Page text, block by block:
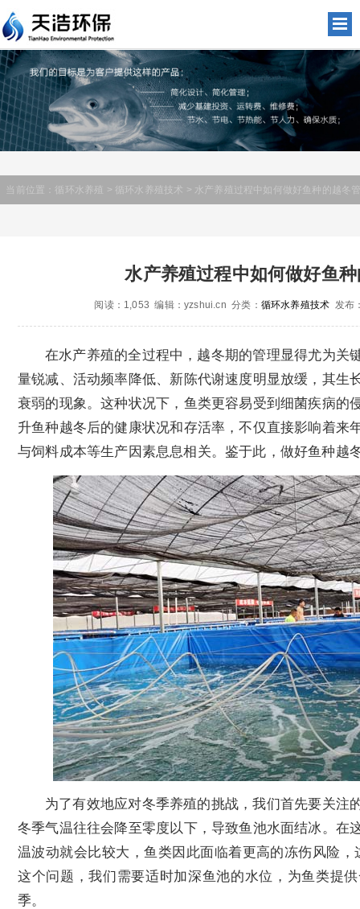
当前位置： 循环水养殖 > 循环水养殖技术 > 水产养殖过程中如何做好鱼种的越冬
水产养殖过程中如何做好鱼
阅读：1,053 编辑：yzshui.cn 分类： 循环水养殖技术 发布
在水产养殖的全过程中，越冬期的管理显得尤为关
量锐减、活动频率降低、新陈代谢速度明显放缓，其生
衰弱的现象。这种状况下，鱼类更容易受到细菌疾病的
升鱼种越冬后的健康状况和存活率，不仅直接影响着来
与饲料成本等生产因素息息相关。鉴于此，做好鱼种越
为了有效地应对冬季养殖的挑战，我们首先要关注
冬季气温往往会降至零度以下，导致鱼池水面结冰。在
温波动就会比较大，鱼类因此面临着更高的冻伤风险
这个问题，我们需要适时加深鱼池的水位，为鱼类提
季。